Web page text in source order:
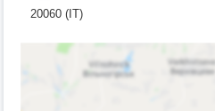
20060 (IT)